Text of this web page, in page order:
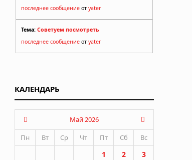
последнее сообщение от yater
Тема: Советуем посмотреть
последнее сообщение от yater
КАЛЕНДАРЬ
Май 2026
Пн
Вт Ср Чт Пт Сб Вс
1 2
3